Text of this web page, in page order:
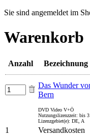
Sie sind angemeldet im
Warenkorb
Anzahl Bezeichnung
Das Wunder
Bern
DVD Video V+Ö
Nutzungslizenzzeit: bis
Lizenzgebiet(e): DE, A
1 Versandkosten